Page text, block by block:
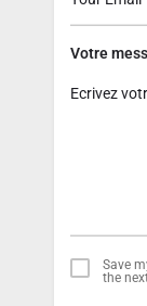
Votre
Save
the